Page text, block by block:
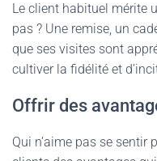
Le client habituel mérite
pas ? Une remise, un
que ses visites sont
cultiver la fidélité et
Offrir des
Qui n’aime pas se sentir